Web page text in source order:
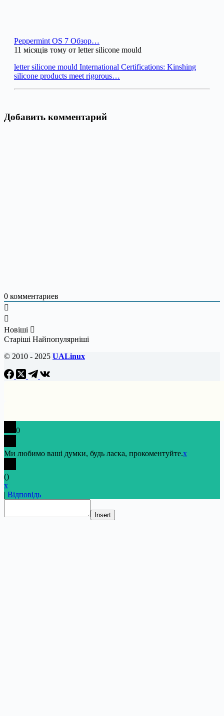
Peppermint OS 7 Обзор…
11 місяців тому от letter silicone mould
letter silicone mould International Certifications: Kinshing
silicone products meet rigorous…
Добавить комментарий
0 комментариев
Новіші
Старіші Найпопулярніші
© 2010 - 2025 UALinux
0
Ми любимо ваші думки, будь ласка, прокоментуйте.x
()
x
| Відповідь
Insert